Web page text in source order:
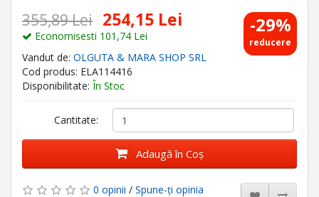
-29%
reducere
355,89 Lei 254,15 Lei
Economisesti 101,74 Lei
Vandut de: OLGUTA & MARA SHOP SRL
Cod produs: ELA114416
Disponibilitate: În Stoc
Cantitate:
Adaugă în Coş
0 opinii / Spune-ţi opinia